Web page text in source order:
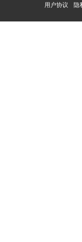
用户协议 隐